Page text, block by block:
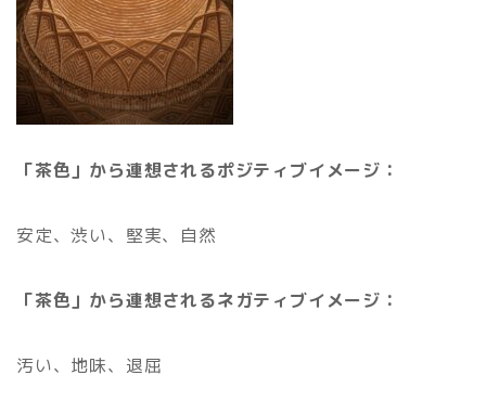
「茶色」から連想されるポジティブイメージ：
安定、渋い、堅実、自然
「茶色」から連想されるネガティブイメージ：
汚い、地味、退屈